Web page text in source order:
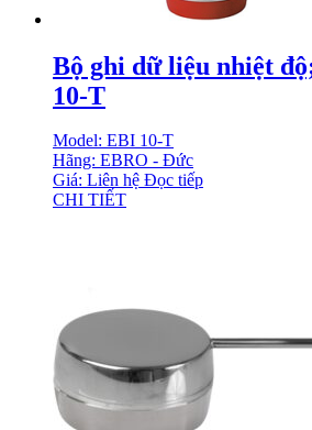
Bộ ghi dữ liệu nhiệt
10-T
Model: EBI 10-T
Hãng: EBRO - Đức
Giá: Liên hệ Đọc tiếp
CHI TIẾT